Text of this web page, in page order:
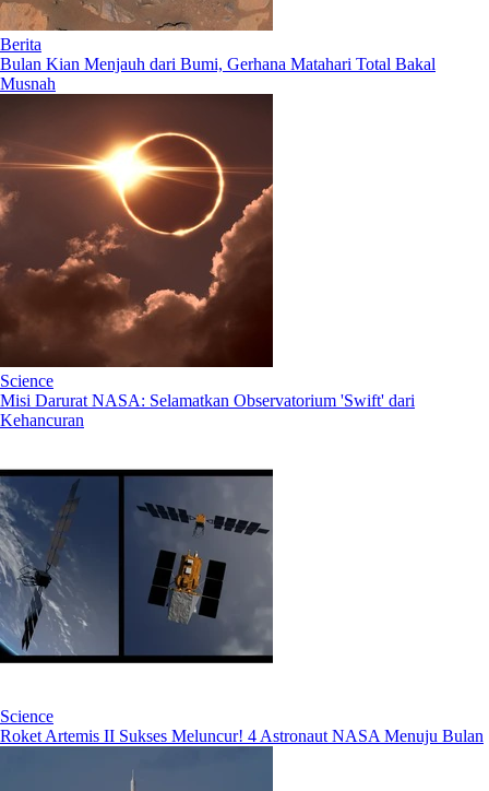
Berita
Bulan Kian Menjauh dari Bumi, Gerhana Matahari Total Bakal
Musnah
Science
Misi Darurat NASA: Selamatkan Observatorium 'Swift' dari
Kehancuran
Science
Roket Artemis II Sukses Meluncur! 4 Astronaut NASA Menuju Bulan